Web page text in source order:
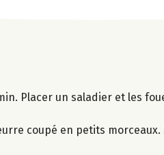
Placer un saladier et les
coupé en petits